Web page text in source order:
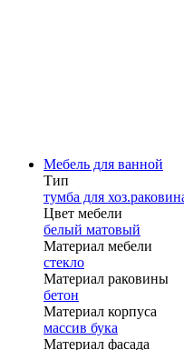
Мебель для ванной
Тип
тумба для
Цвет мебели
белый матовый
Материал мебели
стекло
Материал раковины
бетон
Материал корпуса
массив бука
Материал фасада